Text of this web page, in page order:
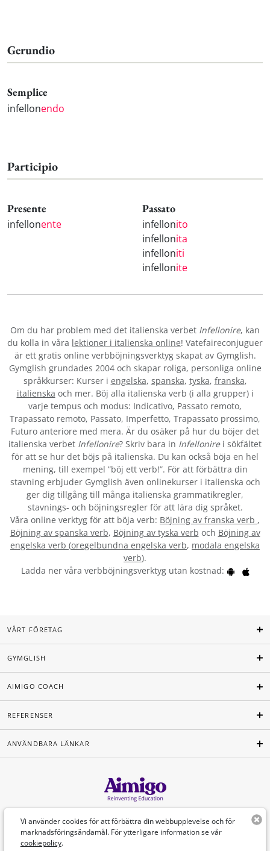
Gerundio
Semplice
infellonendo
Participio
Presente
infellonente
Passato
infellonito
infellonita
infelloniti
infellonite
Om du har problem med det italienska verbet Infellonire, kan
du kolla in våra lektioner i italienska online! Vatefaireconjuguer
är ett gratis online verbböjningsverktyg skapat av Gymglish.
Gymglish grundades 2004 och skapar roliga, personliga online
språkkurser: Kurser i engelska, spanska, tyska, franska,
italienska och mer. Böj alla italienska verb (i alla grupper) i
varje tempus och modus: Indicativo, Passato remoto,
Trapassato remoto, Passato, Imperfetto, Trapassato prossimo,
Futuro anteriore med mera. Är du osäker på hur du böjer det
italienska verbet Infellonire? Skriv bara in Infellonirei sökfältet
för att se hur det böjs på italienska. Du kan också böja en hel
mening, till exempel ”böj ett verb!”. För att förbättra din
stavning erbjuder Gymglish även onlinekurser i italienska och
ger dig tillgång till många italienska grammatikregler,
stavnings- och böjningsregler för att lära dig språket.
Våra online verktyg för att böja verb: Böjning av franska verb ,
Böjning av spanska verb, Böjning av tyska verb och Böjning av
engelska verb (oregelbundna engelska verb, modala engelska
verb).
Ladda ner våra verbböjningsverktyg utan kostnad:
Vi använder cookies för att förbättra din webbupplevelse och för
marknadsföringsändamål. För ytterligare information se vår
cookiepolicy.
VÅRT FÖRETAG
GYMGLISH
AIMIGO COACH
REFERENSER
ANVÄNDBARA LÄNKAR
Svenska